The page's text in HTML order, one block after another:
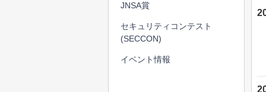
JNSA賞
セキュリティコンテスト
(SECCON)
イベント情報